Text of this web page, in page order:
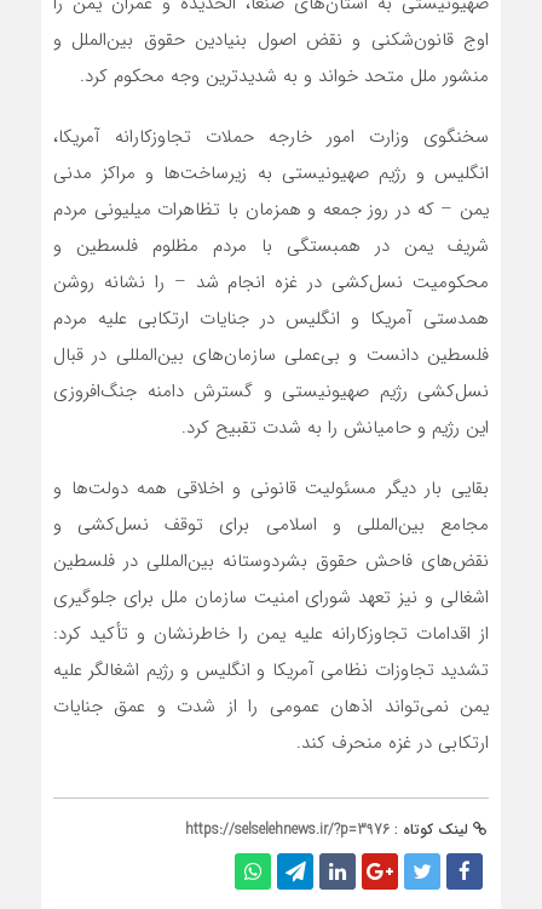
اوج قانو‌ن‌شکنی و نقض اصول بنیادین حقوق بین‌الملل و
منشور ملل متحد خواند و به شدیدترین وجه محکوم کرد.
سخنگوی وزارت امور خارجه حملات تجاوزکارانه آمریکا،
انگلیس و رژیم صهیونیستی به زیرساخت‌ها و مراکز مدنی
یمن – که در روز جمعه و همزمان با تظاهرات میلیونی مردم
شریف یمن در همبستگی با مردم مظلوم فلسطین و
محکومیت نسل‌کشی در غزه انجام شد – را نشانه روشن
همدستی آمریکا و انگلیس در جنایات ارتکابی علیه مردم
فلسطین دانست و بی‌عملی سازمان‌های بین‌المللی در قبال
نسل‌کشی رژیم صهیونیستی و گسترش دامنه جنگ‌افروزی
این رژیم و حامیانش را به شدت تقبیح کرد.
بقایی بار دیگر مسئولیت قانونی و اخلاقی همه دولت‌ها و
مجامع بین‌المللی و اسلامی برای توقف نسل‌کشی و
نقض‌های فاحش حقوق بشردوستانه بین‌المللی در فلسطین
اشغالی و نیز تعهد شورای امنیت سازمان ملل برای جلوگیری
از اقدامات تجاوزکارانه علیه یمن را خاطرنشان و تأکید کرد:
تشدید تجاوزات نظامی آمریکا و انگلیس و رژیم اشغالگر علیه
یمن نمی‌تواند اذهان عمومی را از شدت و عمق جنایات
ارتکابی در غزه منحرف کند.
لینک کوتاه : https://selselehnews.ir/?p=3976